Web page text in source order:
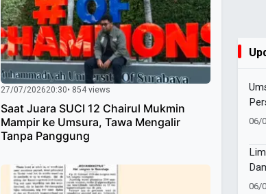
27/07/202620:30• 854 views
Saat Juara SUCI 12 Chairul Mukmin
Mampir ke Umsura, Tawa Mengalir
Tanpa Panggung
S1
06/
06/